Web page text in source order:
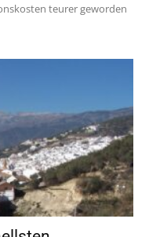
teurer geworden